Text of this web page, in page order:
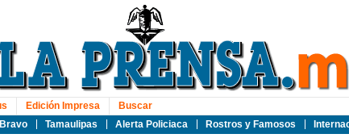
Tamaulipas Alerta Policiaca Rostros y Famosos
Edición Impresa Buscar